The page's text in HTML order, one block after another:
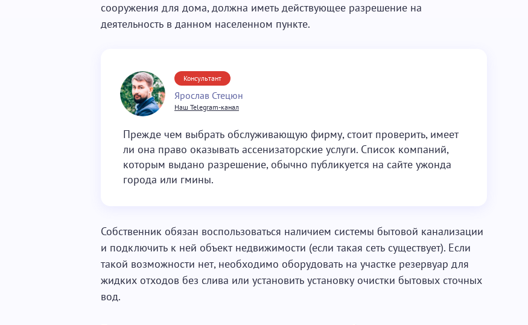
сооружения для дома, должна иметь действующее разрешение на
деятельность в данном населенном пункте.
Консультант
Ярослав Стецюн
Наш Telegram-канал
Прежде чем выбрать обслуживающую фирму, стоит проверить, имеет
ли она право оказывать ассенизаторские услуги. Список компаний,
которым выдано разрешение, обычно публикуется на сайте ужонда
города или гмины.
Собственник обязан воспользоваться наличием системы бытовой канализации
и подключить к ней объект недвижимости (если такая сеть существует). Если
такой возможности нет, необходимо оборудовать на участке резервуар для
жидких отходов без слива или установить установку очистки бытовых сточных
вод.